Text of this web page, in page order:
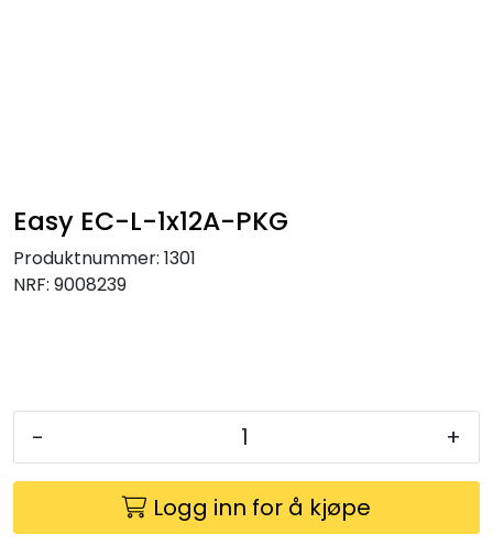
Easy EC-L-1x12A-PKG
Produktnummer: 1301
NRF: 9008239
- +
Logg inn for å kjøpe
Galv pressdeler
Flexpress
Klemringskoblinger